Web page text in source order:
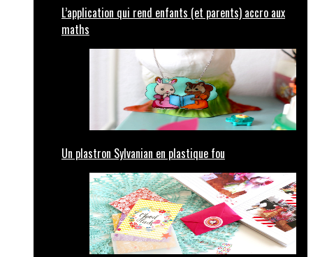
L’application qui rend enfants (et parents) accro aux
maths
Un plastron Sylvanian en plastique fou